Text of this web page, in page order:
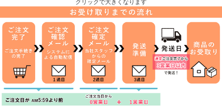
クリックで大きくなります